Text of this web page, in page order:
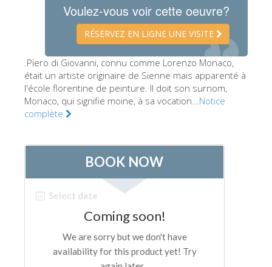
La Galerie Palatine
Les Chapelles Médicis
Le Musée de San Marco
Musée Archéologique
La tour d'Arnolfo
Le Corridor de Vasari
Le Palazzo Vecchio
Santa Maria Novella
Voulez-vous voir cette oeuvre?
RÉSERVEZ EN LIGNE UNE VISITE
.Piero di Giovanni, connu comme Lorenzo Monaco,
était un artiste originaire de Sienne mais apparenté à
l'école florentine de peinture. Il doit son surnom,
Monaco, qui signifie moine, à sa vocation...Notice
complète